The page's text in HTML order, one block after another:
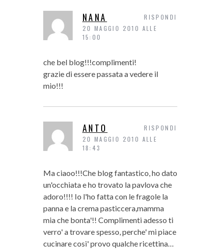
NANA
20 MAGGIO 2010 ALLE
15:00
che bel blog!!!complimenti!
grazie di essere passata a vedere il
mio!!!
RISPONDI
ANTO
20 MAGGIO 2010 ALLE
18:43
Ma ciaoo!!!Che blog fantastico, ho dato
un'occhiata e ho trovato la pavlova che
adoro!!!! Io l'ho fatta con le fragole la
panna e la crema pasticcera,mamma
mia che bonta'!! Complimenti adesso ti
verro' a trovare spesso, perche' mi piace
cucinare cosi' provo qualche ricettina…
RISPONDI